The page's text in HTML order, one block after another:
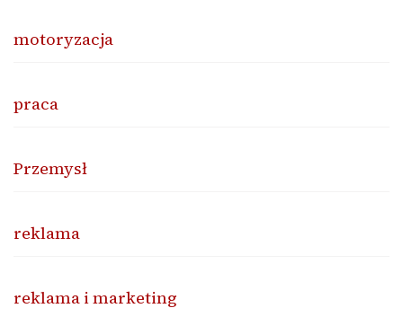
motoryzacja
praca
Przemysł
reklama
reklama i marketing